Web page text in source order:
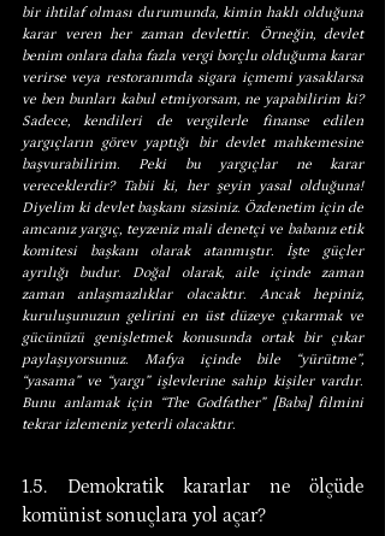
bir ihtilaf olması durumunda, kimin haklı olduğuna
karar veren her zaman devlettir. Örneğin, devlet
benim onlara daha fazla vergi borçlu olduğuma karar
verirse veya restoranımda sigara içmemi yasaklarsa
ve ben bunları kabul etmiyorsam, ne yapabilirim ki?
Sadece, kendileri de vergilerle finanse edilen
yargıçların görev yaptığı bir devlet mahkemesine
başvurabilirim. Peki bu yargıçlar ne karar
vereceklerdir? Tabii ki, her şeyin yasal olduğuna!
Diyelim ki devlet başkanı sizsiniz. Özdenetim için de
amcanız yargıç, teyzeniz mali denetçi ve babanız etik
komitesi başkanı olarak atanmıştır. İşte güçler
ayrılığı budur. Doğal olarak, aile içinde zaman
zaman anlaşmazlıklar olacaktır. Ancak hepiniz,
kuruluşunuzun gelirini en üst düzeye çıkarmak ve
gücünüzü genişletmek konusunda ortak bir çıkar
paylaşıyorsunuz. Mafya içinde bile “yürütme”,
“yasama” ve “yargı” işlevlerine sahip kişiler vardır.
Bunu anlamak için “The Godfather” [Baba] filmini
tekrar izlemeniz yeterli olacaktır.
1.5. Demokratik kararlar ne ölçüde
komünist sonuçlara yol açar?